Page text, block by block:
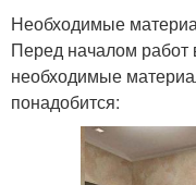
Необходимые
Перед началом работ
необходимые
понадобится: